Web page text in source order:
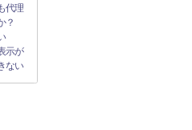
代理
？
示が
ない